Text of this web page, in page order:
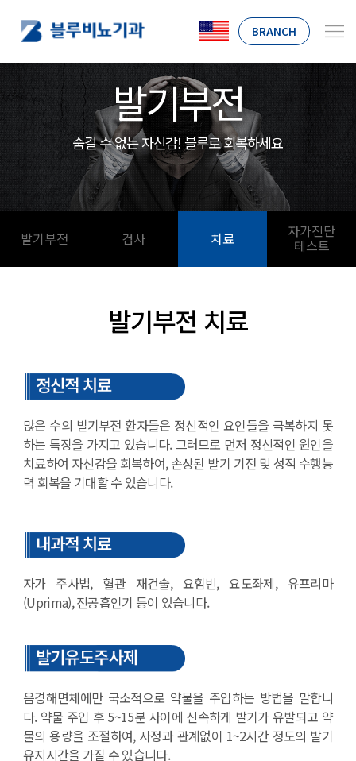
BRANCH
발기부전
숨길 수 없는 자신감! 블루로 회복하세요
발기부전 검사 치료 자가진단
테스트
발기부전 치료
많은 수의 발기부전 환자들은 정신적인 요인들을 극복하지 못
하는 특징을 가지고 있습니다. 그러므로 먼저 정신적인 원인을
치료하여 자신감을 회복하여, 손상된 발기 기전 및 성적 수행능
력 회복을 기대할 수 있습니다.
자가 주사법, 혈관 재건술, 요힘빈, 요도좌제, 유프리마
(Uprima), 진공흡인기 등이 있습니다.
음경해면체에만 국소적으로 약물을 주입하는 방법을 말합니
다. 약물 주입 후 5~15분 사이에 신속하게 발기가 유발되고 약
물의 용량을 조절하여, 사정과 관계없이 1~2시간 정도의 발기
유지시간을 가질 수 있습니다.